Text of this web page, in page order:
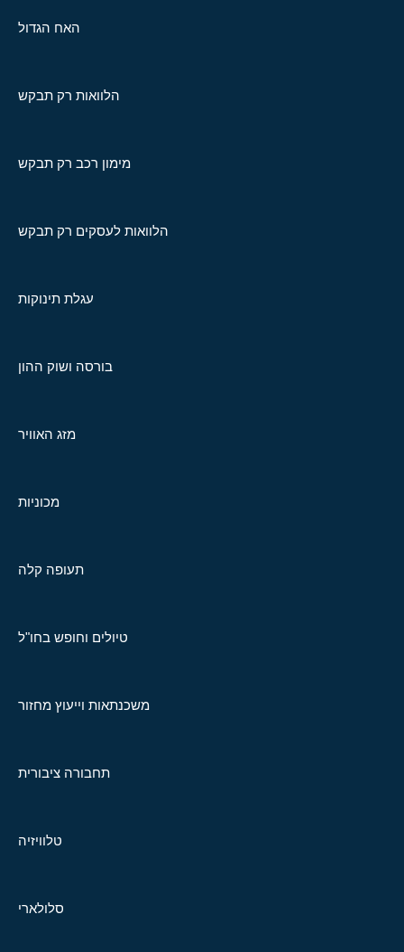
האח הגדול
הלוואות רק תבקש
מימון רכב רק תבקש
הלוואות לעסקים רק תבקש
עגלת תינוקות
בורסה ושוק ההון
מזג האוויר
מכוניות
תעופה קלה
טיולים וחופש בחו"ל
משכנתאות וייעוץ מחזור
תחבורה ציבורית
טלוויזיה
סלולארי